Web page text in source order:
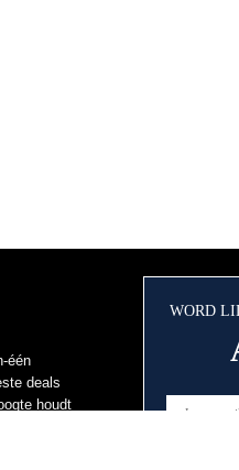
één
deals
houdt
WORD